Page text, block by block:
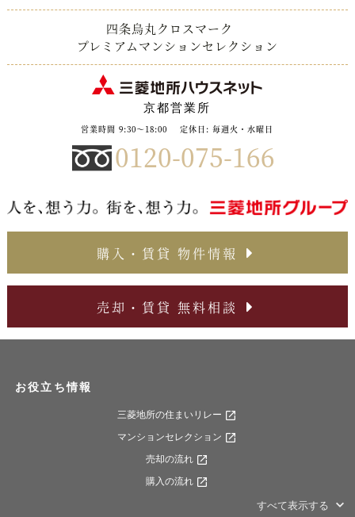
四条烏丸クロスマーク
プレミアムマンションセレクション
京都営業所
営業時間 9:30～18:00 定休日: 毎週火・水曜日
0120-075-166
購入・賃貸 物件情報
売却・賃貸 無料相談
お役立ち情報
三菱地所の住まいリレー
マンションセレクション
売却の流れ
購入の流れ
すべて表示する